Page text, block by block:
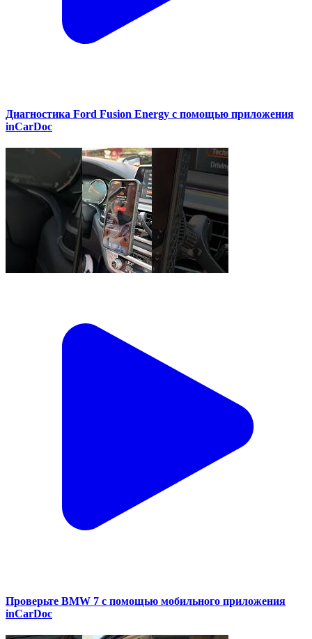
Диагностика Ford Fusion Energy с помощью приложения
inCarDoc
Проверьте BMW 7 с помощью мобильного приложения
inCarDoc